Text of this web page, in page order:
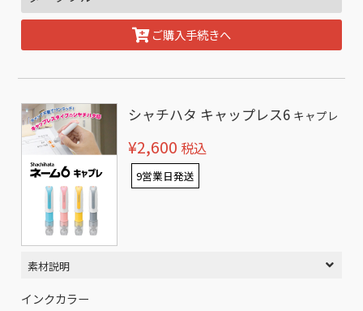
ご購入手続きへ
シャチハタ キャップレス6 キャプレ
¥2,600 税込
9営業日発送
素材説明
インクカラー